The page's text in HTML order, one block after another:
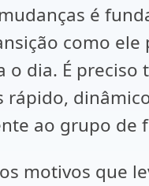
é
como
dia. É
rápido,
ao grupo de
motivos que